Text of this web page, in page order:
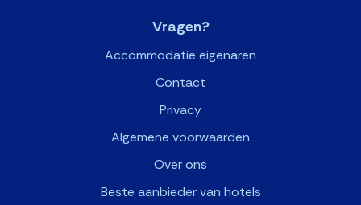
Vragen?
Accommodatie eigenaren
Contact
Privacy
Algemene voorwaarden
Over ons
Beste aanbieder van hotels